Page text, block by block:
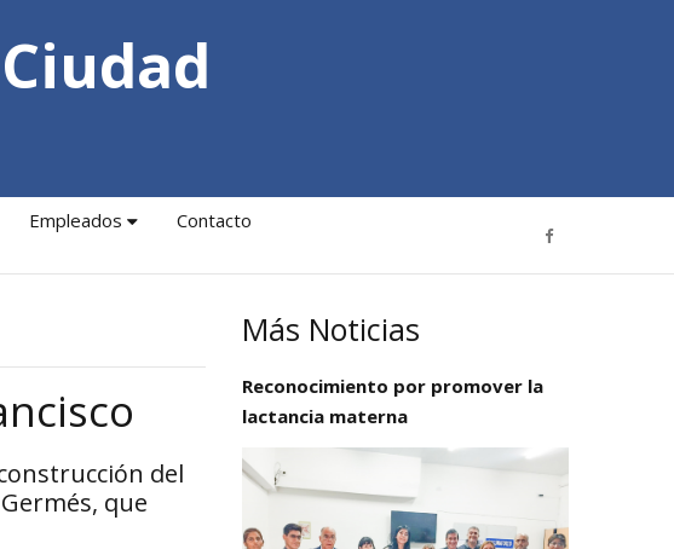
Empleados Contacto
del
que
Más Noticias
Reconocimiento por promover la
lactancia materna